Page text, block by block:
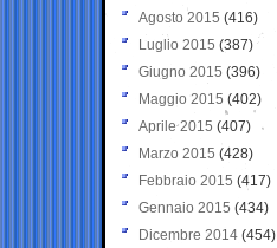
Agosto 2015 (416)
Luglio 2015 (387)
Giugno 2015 (396)
Maggio 2015 (402)
Aprile 2015 (407)
Marzo 2015 (428)
Febbraio 2015 (417)
Gennaio 2015 (434)
Dicembre 2014 (454)